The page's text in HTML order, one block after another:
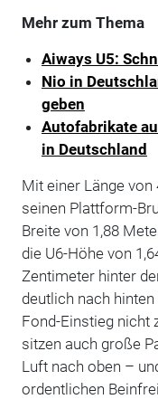
Mehr zum Thema
Aiways U5:
Nio in
geben
Autofabrikate
in Deutschland
Mit einer Länge
seinen Plattform-
Breite von 1,88
die U6-Höhe von
Zentimeter hinter
deutlich nach
Fond-Einstieg nicht
sitzen auch große
Luft nach oben –
ordentlichen